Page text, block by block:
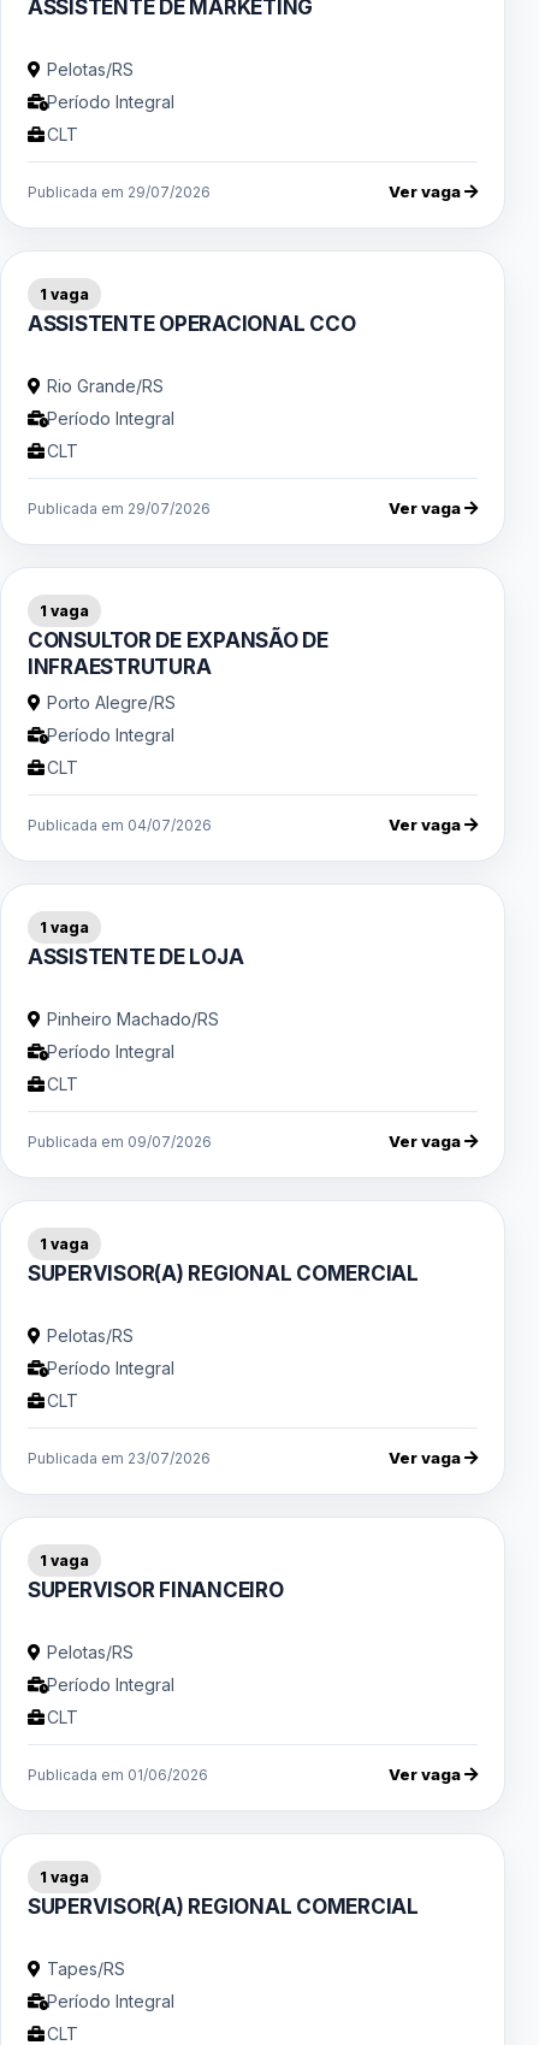
ASSISTENTE DE MARKETING
Pelotas/RS
Período Integral
CLT
Publicada em 29/07/2026 Ver vaga
1 vaga
ASSISTENTE OPERACIONAL CCO
Rio Grande/RS
Período Integral
CLT
Publicada em 29/07/2026 Ver vaga
1 vaga
CONSULTOR DE EXPANSÃO DE
INFRAESTRUTURA
Porto Alegre/RS
Período Integral
CLT
Publicada em 04/07/2026 Ver vaga
1 vaga
ASSISTENTE DE LOJA
Pinheiro Machado/RS
Período Integral
CLT
Publicada em 09/07/2026 Ver vaga
1 vaga
SUPERVISOR(A) REGIONAL COMERCIAL
Pelotas/RS
Período Integral
CLT
Publicada em 23/07/2026 Ver vaga
1 vaga
SUPERVISOR FINANCEIRO
Pelotas/RS
Período Integral
CLT
Publicada em 01/06/2026 Ver vaga
1 vaga
SUPERVISOR(A) REGIONAL COMERCIAL
Tapes/RS
Período Integral
CLT